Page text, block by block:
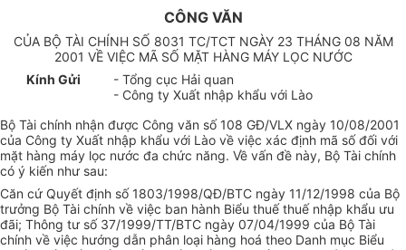
CÔNG VĂN
CỦA BỘ TÀI CHÍNH SỐ 8031 TC/TCT NGÀY 23 THÁNG 08 NĂM
2001 VỀ VIỆC MÃ SỐ MẶT HÀNG MÁY LỌC NƯỚC
Kính Gửi
- Tổng cục Hải quan
- Công ty Xuất nhập khẩu với Lào
Bộ Tài chính nhận được Công văn số 108 GĐ/VLX ngày 10/08/2001
của Công ty Xuất nhập khẩu với Lào về việc xác định mã số đối với
mặt hàng máy lọc nước đa chức năng. Về vấn đề này, Bộ Tài chính
có ý kiến như sau:
Căn cứ Quyết định số 1803/1998/QĐ/BTC ngày 11/12/1998 của Bộ
trưởng Bộ Tài chính về việc ban hành Biểu thuế thuế nhập khẩu ưu
đãi; Thông tư số 37/1999/TT/BTC ngày 07/04/1999 của Bộ Tài
chính về việc hướng dẫn phân loại hàng hoá theo Danh mục Biểu